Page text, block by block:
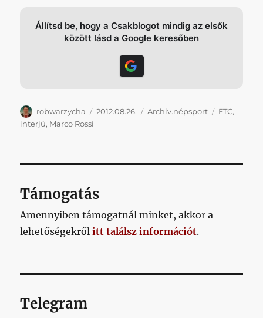
Állítsd be, hogy a Csakblogot mindig az elsők
között lásd a Google keresőben
Szerző
robwarzycha Közzétéve
2012.08.26. Kategória
Archiv.népsport Címke
FTC,
interjú, Marco Rossi
Támogatás
Amennyiben támogatnál minket, akkor a
lehetőségekrőlitt találsz információt.
Telegram